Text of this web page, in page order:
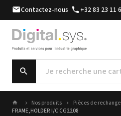
Contactez-nous +32 83 23 11
Nos produits Pièces de rechange
FRAME,HOLDER I/C CG2208